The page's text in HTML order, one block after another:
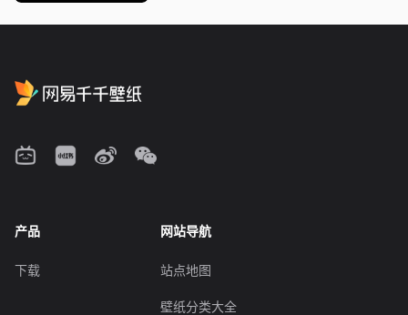
产品
下载
网站导航
站点地图
壁纸分类大全